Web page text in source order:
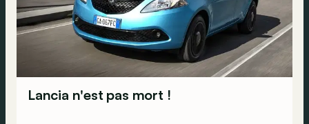
Lancia n'est pas mort !